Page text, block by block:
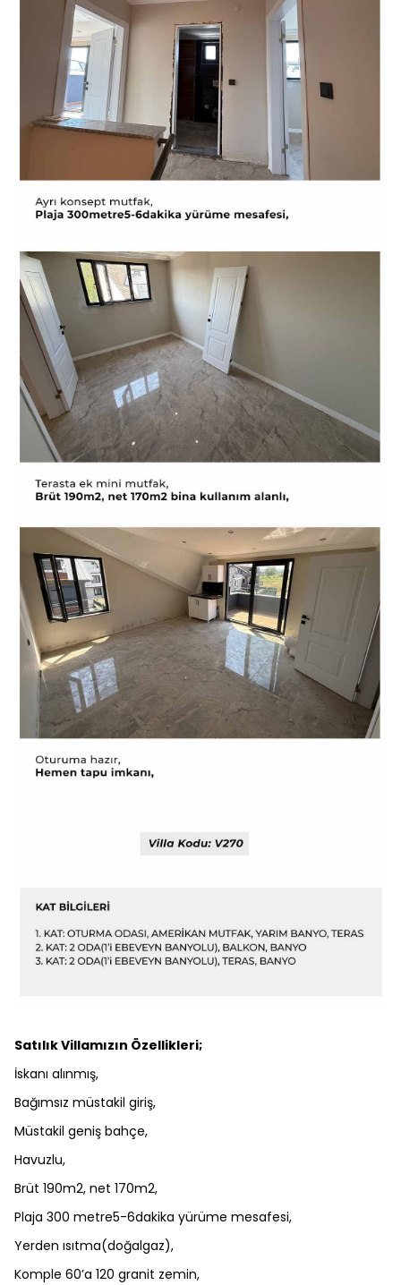
Satılık Villamızın Özellikleri;
İskanı alınmış,
Bağımsız müstakil giriş,
Müstakil geniş bahçe,
Havuzlu,
Brüt 190m2, net 170m2,
Plaja 300 metre5-6dakika yürüme mesafesi,
Yerden ısıtma(doğalgaz),
Komple 60’a 120 granit zemin,